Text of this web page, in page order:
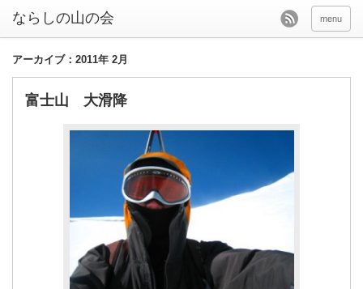
menu
アーカイブ：2011年 2月
富士山 大滑降